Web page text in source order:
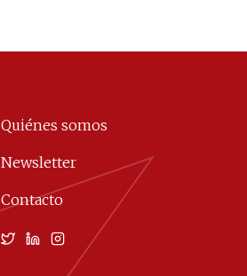
Quiénes somos
Newsletter
Contacto